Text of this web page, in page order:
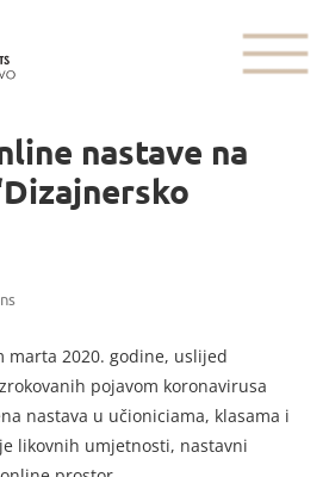
nastave na
marta 2020. godine, uslijed
pojavom koronavirusa
nastava u učioniciama, klasama i
likovnih umjetnosti, nastavni